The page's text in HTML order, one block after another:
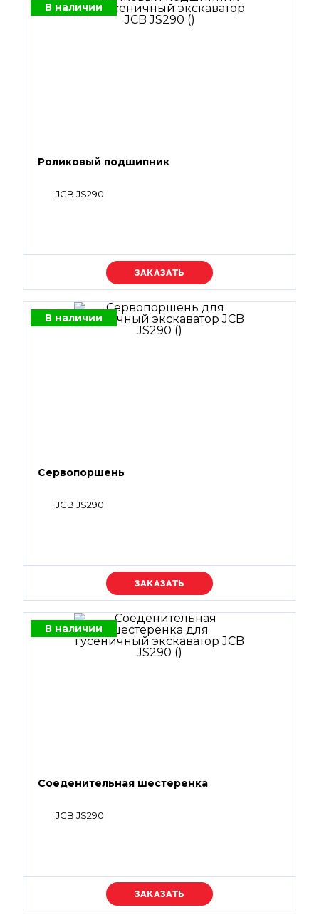
В наличии
Роликовый подшипник
JCB JS290
Уточняйте цену
В наличии
Сервопоршень
JCB JS290
Уточняйте цену
В наличии
Соеденительная шестеренка
JCB JS290
Уточняйте цену